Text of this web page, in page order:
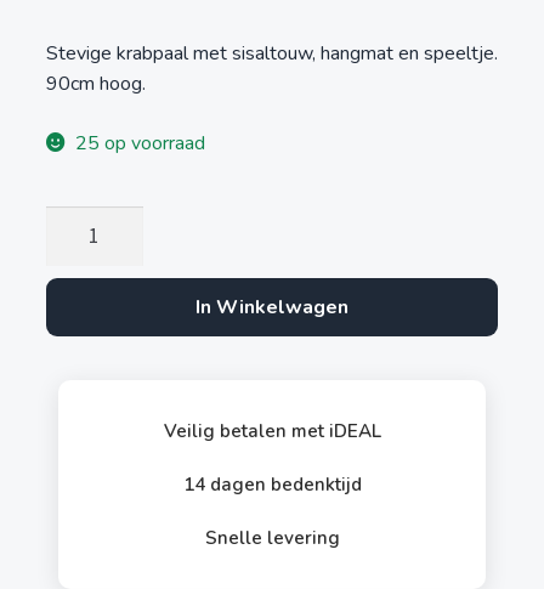
was:
is:
Stevige krabpaal met sisaltouw, hangmat en speeltje.
90cm hoog.
25 op voorraad
Deluxe
aantal
In Winkelwagen
Veilig betalen met iDEAL
14 dagen bedenktijd
Snelle levering